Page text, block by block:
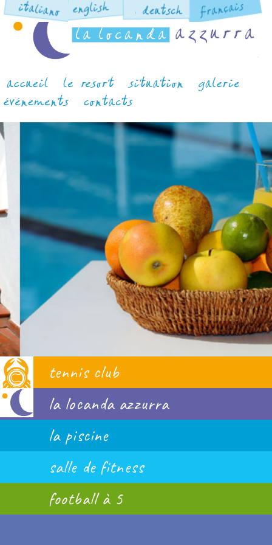
tennis club
la locanda azzurra
la piscine
salle de fitness
football à 5